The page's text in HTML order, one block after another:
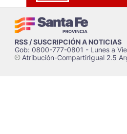
RSS / SUSCRIPCIÓN A NOTICIAS
Gob: 0800-777-0801 - Lunes a
cAtribución-CompartirIgual 2.5